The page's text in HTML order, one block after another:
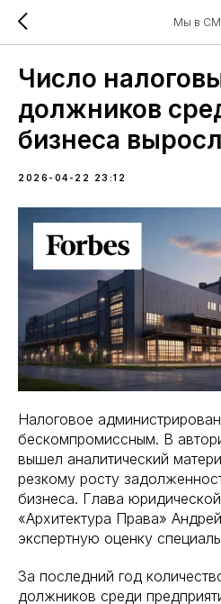
Мы в
Число
должников
бизнеса
2026-04-22 23:12
Налоговое
бескомпромиссным. В
вышел аналитический
резкому росту
бизнеса. Глава
«Архитектура Права»
экспертную оценку
За последний год
должников среди